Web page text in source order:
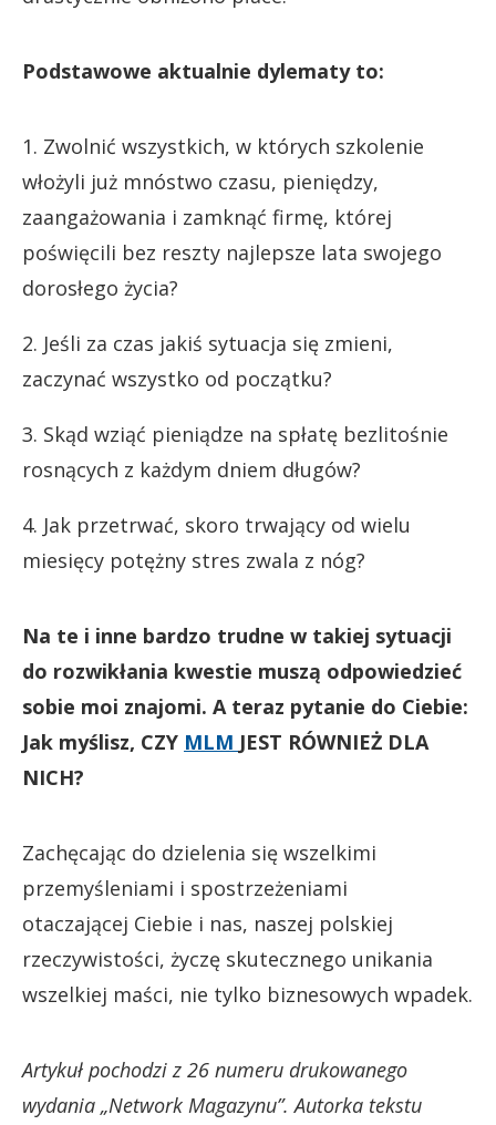
Podstawowe aktualnie dylematy to:
1. Zwolnić wszystkich, w których szkolenie
włożyli już mnóstwo czasu, pieniędzy,
zaangażowania i zamknąć firmę, której
poświęcili bez reszty najlepsze lata swojego
dorosłego życia?
2. Jeśli za czas jakiś sytuacja się zmieni,
zaczynać wszystko od początku?
3. Skąd wziąć pieniądze na spłatę bezlitośnie
rosnących z każdym dniem długów?
4. Jak przetrwać, skoro trwający od wielu
miesięcy potężny stres zwala z nóg?
Na te i inne bardzo trudne w takiej sytuacji
do rozwikłania kwestie muszą odpowiedzieć
sobie moi znajomi. A teraz pytanie do Ciebie:
Jak myślisz, CZY MLM JEST RÓWNIEŻ DLA
NICH?
Zachęcając do dzielenia się wszelkimi
przemyśleniami i spostrzeżeniami
otaczającej Ciebie i nas, naszej polskiej
rzeczywistości, życzę skutecznego unikania
wszelkiej maści, nie tylko biznesowych wpadek.
Artykuł pochodzi z 26 numeru drukowanego
wydania „Network Magazynu”. Autorka tekstu